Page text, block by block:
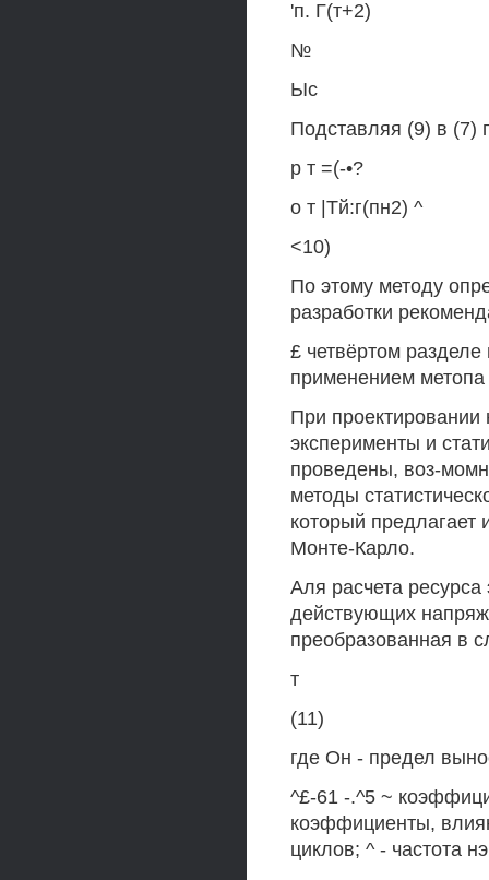
'п. Г(т+2)
№
Ыс
Подставляя (9) в (7)
р т =(-•?
о т |Тй:г(пн2) ^
<10)
По этому методу
разработки
£ четвёртом
применением
При проектировании
эксперименты и
проведены, воз-
методы
который предлагает
Монте-Карло.
Аля расчета
действующих
преобразованная в
т
(11)
где Он - предел
^£-61 -.^5 ~
коэффициенты,
циклов; ^ - частота